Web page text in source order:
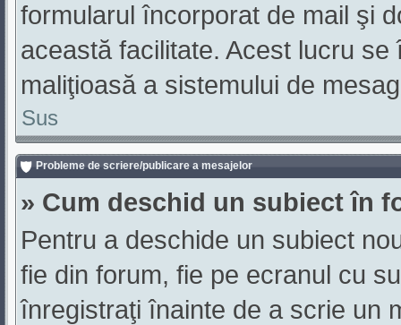
formularul încorporat de mail şi
această facilitate. Acest lucru
maliţioasă a sistemului de
Sus
Probleme de scriere/publicare a mesajelor
» Cum deschid un subiect în
Pentru a deschide un subiect
fie din forum, fie pe ecranul cu
înregistraţi înainte de a scrie un